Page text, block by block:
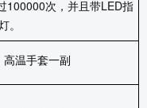
100000次，并且带LED指
。
温手套一副